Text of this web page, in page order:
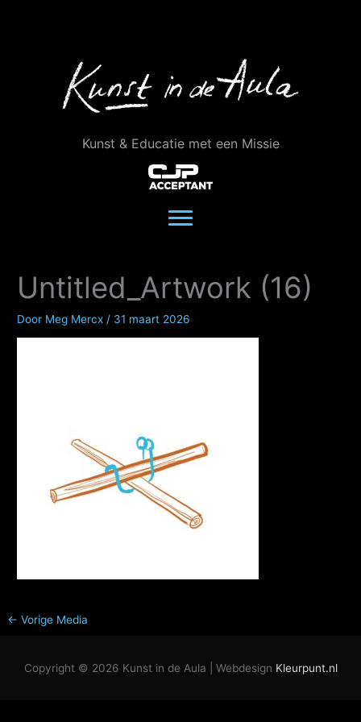
Kunst & Educatie met een Missie
Untitled_Artwork (16)
Door Meg Mercx / 31 maart 2026
← Vorige Media
Copyright © 2026 Kunst in de Aula | Webdesign Kleurpunt.nl